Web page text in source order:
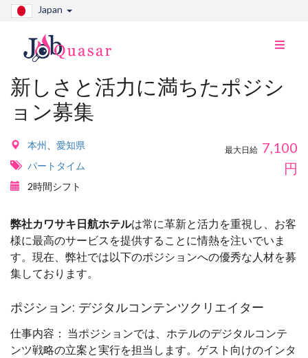
Japan
ナ
り
新しさと活力に満ちたポジシ
ョン募集
本州
愛知県
パートタイム
2時間シフト
最大日給 7,100
円
弊社カワサキ日航ホテルは常に革新と活力を重視し、お客
様に最高のサービスを提供することに情熱を注いでいま
す。現在、弊社では以下のポジションへの優秀な人材を募
集しております。
ポジション: デジタルコンテンツクリエイター
仕事内容： 当ポジションでは、ホテルのデジタルコンテ
ンツ戦略の立案と実行を担当します。ゲスト向けのインタ